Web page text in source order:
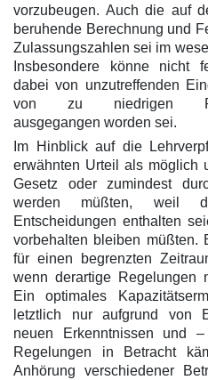
vorzubeugen. Auch die auf
beruhende Berechnung und
Zulassungszahlen sei im
Insbesondere könne nicht
dabei von unzutreffenden
von zu niedrigen
ausgegangen worden sei.
Im Hinblick auf die
erwähnten Urteil als möglich
Gesetz oder zumindest
werden müßten, weil
Entscheidungen enthalten
vorbehalten bleiben müßten.
für einen begrenzten
wenn derartige Regelungen
Ein optimales
letztlich nur aufgrund von
neuen Erkenntnissen und
Regelungen in Betracht
Anhörung verschiedener